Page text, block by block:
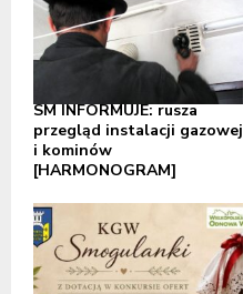
SM INFORMUJE: rusza
przegląd instalacji gazowej
i kominów
[HARMONOGRAM]